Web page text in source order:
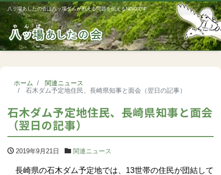
八ッ場あしたの会は八ッ場ダムが抱える問題を伝えるNGOです
ホーム
関連ニュース
石木ダム予定地住民、長崎県知事と面会（翌日の記事）
石木ダム予定地住民、長崎県知事と面会
（翌日の記事）
2019年9月21日 関連ニュース
長崎県の石木ダム予定地では、13世帯の住民が団結して